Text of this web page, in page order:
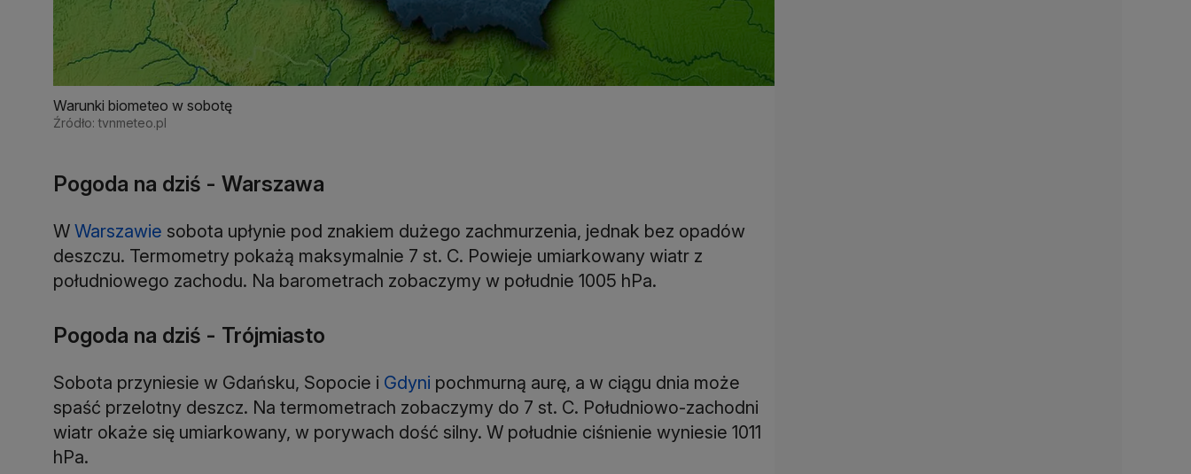
Warunki biometeo w sobotę
Źródło: tvnmeteo.pl
Pogoda na dziś - Warszawa
W Warszawie sobota upłynie pod znakiem dużego zachmurzenia, jednak bez opadów
deszczu. Termometry pokażą maksymalnie 7 st. C. Powieje umiarkowany wiatr z
południowego zachodu. Na barometrach zobaczymy w południe 1005 hPa.
Pogoda na dziś - Trójmiasto
Sobota przyniesie w Gdańsku, Sopocie i Gdyni pochmurną aurę, a w ciągu dnia może
spaść przelotny deszcz. Na termometrach zobaczymy do 7 st. C. Południowo-zachodni
wiatr okaże się umiarkowany, w porywach dość silny. W południe ciśnienie wyniesie 1011
hPa.